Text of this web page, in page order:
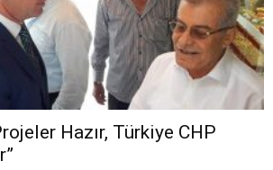
Hazır, Türkiye CHP